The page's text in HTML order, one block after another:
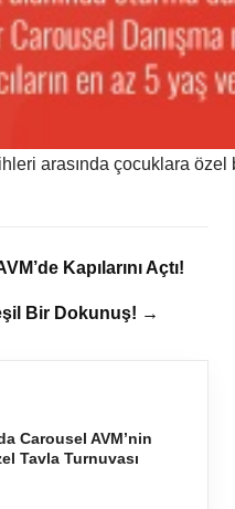
arasında çocuklara
Kapılarını Açtı!
Bir Dokunuş! →
Carousel AVM’nin
Tavla Turnuvası